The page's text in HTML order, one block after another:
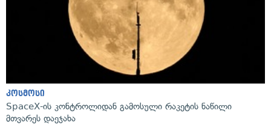
კოსმოსი
SpaceX-ის კონტროლიდან გამოსული რაკეტის ნაწილი
მთვარეს დაეჯახა